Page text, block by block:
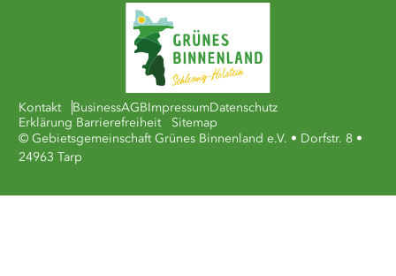
Kontakt BusinessAGB ImpressumDatenschutz
Erklärung Barrierefreiheit
Sitemap
© Gebietsgemeinschaft Grünes Binnenland e.V. • Dorfstr. 8 •
24963 Tarp